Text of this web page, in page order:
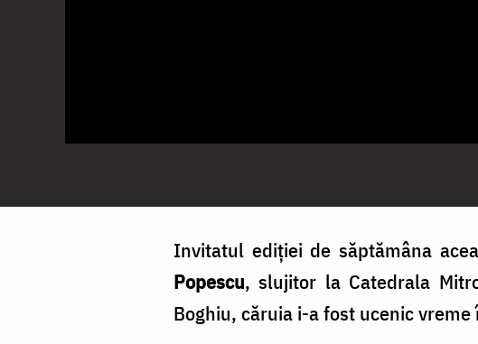
Invitatul ediţiei de săptămâna
Popescu, slujitor la Catedrala
Boghiu, căruia i-a fost ucenic